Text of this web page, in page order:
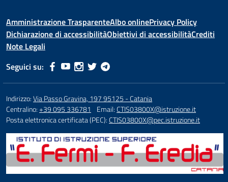
Amministrazione TrasparenteAlbo onlinePrivacy Policy
Dichiarazione di accessibilitàObiettivi di accessibilitàCrediti
Note Legali
Seguici su:
Indirizzo:Via Passo Gravina, 197 95125 - Catania
Centralino:+39 095 336781 Email:CTIS03800X@istruzione.it
Posta elettronica certificata (PEC):CTIS03800X@pec.istruzione.it